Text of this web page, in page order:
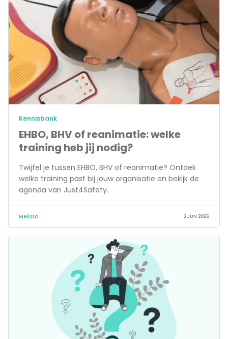
EHBO, BHV of reanimatie: welke
training heb jij nodig?
Kennisbank
Twijfel je tussen EHBO, BHV of reanimatie? Ontdek
welke training past bij jouw organisatie en bekijk de
agenda van Just4Safety.
Melissa 2 JUN 2026